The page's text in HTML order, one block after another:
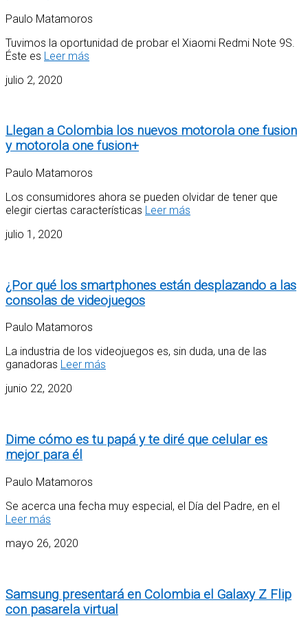
Paulo Matamoros
Tuvimos la oportunidad de probar el Xiaomi Redmi Note 9S.
Éste es Leer más
julio 2, 2020
Llegan a Colombia los nuevos motorola one fusion
y motorola one fusion+
Paulo Matamoros
Los consumidores ahora se pueden olvidar de tener que
elegir ciertas características Leer más
julio 1, 2020
¿Por qué los smartphones están desplazando a las
consolas de videojuegos
Paulo Matamoros
La industria de los videojuegos es, sin duda, una de las
ganadoras Leer más
junio 22, 2020
Dime cómo es tu papá y te diré que celular es
mejor para él
Paulo Matamoros
Se acerca una fecha muy especial, el Día del Padre, en el
Leer más
mayo 26, 2020
Samsung presentará en Colombia el Galaxy Z Flip
con pasarela virtual